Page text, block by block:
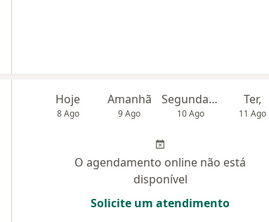
Hoje
8 Ago
Amanhã
9 Ago
Segunda-feira
10 Ago
Ter,
11 Ago
O agendamento online não está
disponível
Solicite um atendimento